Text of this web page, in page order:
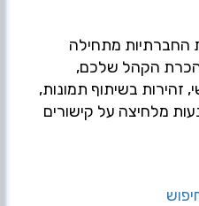
החברתיות מתחילה
הכרת הקהל שלכם,
זהירות בשיתוף תמונות,
מלחיצה על קישורים